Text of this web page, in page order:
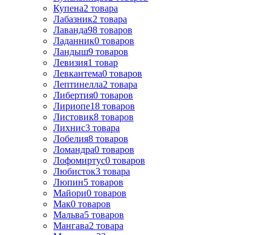
Купена2 товара
Лабазник2 товара
Лаванда98 товаров
Ладанник0 товаров
Ландыш9 товаров
Левизия1 товар
Левкантема0 товаров
Лептинелла2 товара
Либертия0 товаров
Лириопе18 товаров
Листовик8 товаров
Лихнис3 товара
Лобелия8 товаров
Ломандра0 товаров
Лофомиртус0 товаров
Любисток3 товара
Люпин5 товаров
Майори0 товаров
Мак0 товаров
Мальва5 товаров
Мангава2 товара